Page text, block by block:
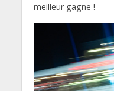
meilleur gagne !